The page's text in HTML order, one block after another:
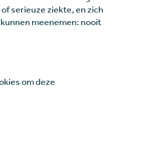
serieuze ziekte, en zich
meenemen: nooit
om deze